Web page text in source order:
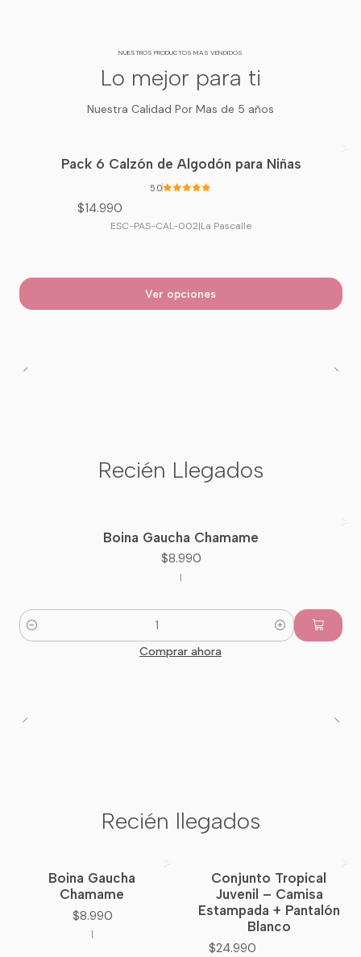
NUESTROS PRODUCTOS MAS VENDIDOS
Lo mejor para ti
Nuestra Calidad Por Mas de 5 años
Pack 6 Calzón de Algodón para Niñas
5.0
$14.990
ESC-PAS-CAL-002|La Pascalle
Ver opciones
Recién Llegados
Boina Gaucha Chamame
$8.990
|
Cantidad
Comprar ahora
Recién llegados
NuevoBoina Gaucha
Chamame
$8.990
|
Conjunto Tropical
Juvenil – Camisa
Estampada + Pantalón
Blanco
$24.990